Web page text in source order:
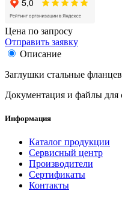
Цена по запросу
Отправить заявку
Описание
Заглушки стальные
Документация и файлы для
Информация
Каталог продукции
Сервисный центр
Производители
Сертификаты
Контакты